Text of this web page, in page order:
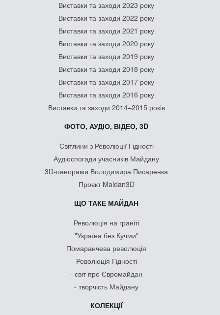
Виставки та заходи 2023 року
Виставки та заходи 2022 року
Виставки та заходи 2021 року
Виставки та заходи 2020 року
Виставки та заходи 2019 року
Виставки та заходи 2018 року
Виставки та заходи 2017 року
Виставки та заходи 2016 року
Виставки та заходи 2014–2015 років
ФОТО, АУДІО, ВІДЕО, 3D
Світлини з Революції Гідності
Аудіоспогади учасників Майдану
3D-панорами Володимира Писаренка
Проєкт Maidan3D
ЩО ТАКЕ МАЙДАН
Революція на граніті
"Україна без Кучми"
Помаранчева революція
Революція Гідності
- світ про Євромайдан
- творчість Майдану
КОЛЕКЦІЇ